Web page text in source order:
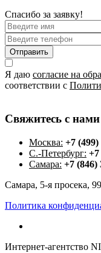
Спасибо за заявку!
Отправить
Я даю согласие на
соответствии с
Свяжитесь с нами
Москва: +7
С.-Петербург:
Самара: +7
Самара, 5-я просека,
Политика
Интернет-агентство